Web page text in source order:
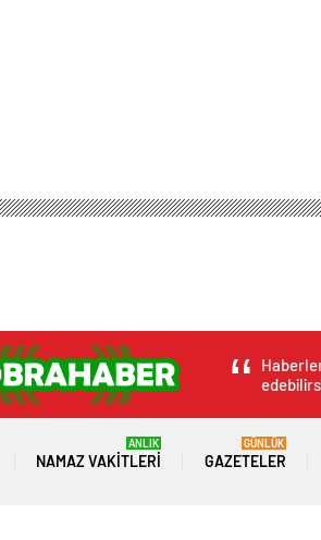
NAMAZ VAKITLERI
ANLIK
GAZETELER
GÜNLÜK